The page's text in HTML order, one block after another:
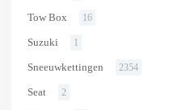
Tow Box 16
Suzuki 1
Sneeuwkettingen 2354
Seat 2